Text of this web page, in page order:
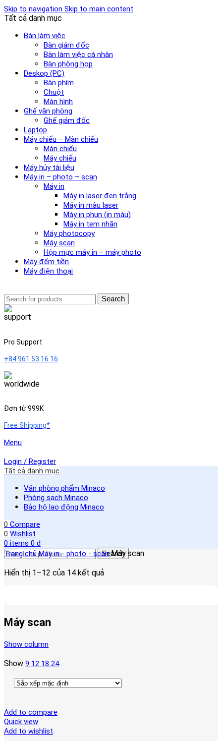
Skip to navigation Skip to main content
Tất cả danh mục
Bàn làm việc
Bàn giám đốc
Bàn làm việc cá nhân
Bàn phòng họp
Deskop (PC)
Bàn phím
Chuột
Màn hình
Ghế văn phòng
Ghế giám đốc
Laptop
Máy chiếu – Màn chiếu
Màn chiếu
Máy chiếu
Máy hủy tài liệu
Máy in – photo – scan
Máy in
Máy in laser đen trắng
Máy in màu laser
Máy in phun (in màu)
Máy in tem nhãn
Máy photocopy
Máy scan
Hộp mực máy in – máy photo
Máy đếm tiền
Máy điện thoại
Search
Pro Support
+84 961 53 16 16
Đơn từ 999K
Free Shipping*
Menu
Login / Register
Tất cả danh mục
Văn phòng phẩm Minaco
Phòng sạch Minaco
Bảo hộ lao động Minaco
0 Compare
0 Wishlist
0 items 0 ₫
Search
Trang chủMáy in - photo - scanMáy scan
Hiển thị 1–12 của 14 kết quả
Máy scan
Show column
Show 9 12 18 24
Add to compare
Quick view
Add to wishlist